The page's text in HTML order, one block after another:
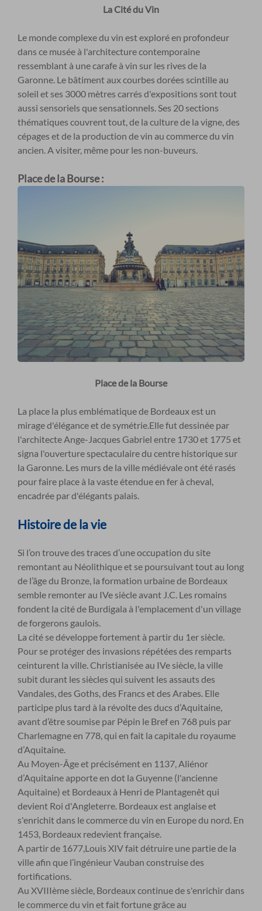
La Cité du Vin
Le monde complexe du vin est exploré en profondeur
dans ce musée à l'architecture contemporaine
ressemblant à une carafe à vin sur les rives de la
Garonne. Le bâtiment aux courbes dorées scintille au
soleil et ses 3000 mètres carrés d'expositions sont tout
aussi sensoriels que sensationnels. Ses 20 sections
thématiques couvrent tout, de la culture de la vigne, des
cépages et de la production de vin au commerce du vin
ancien. A visiter, même pour les non-buveurs.
Place de la Bourse :
Place de la Bourse
La place la plus emblématique de Bordeaux est un
mirage d'élégance et de symétrie.Elle fut dessinée par
l'architecte Ange-Jacques Gabriel entre 1730 et 1775 et
signa l'ouverture spectaculaire du centre historique sur
la Garonne. Les murs de la ville médiévale ont été rasés
pour faire place à la vaste étendue en fer à cheval,
encadrée par d'élégants palais.
Histoire de la vie
Si l’on trouve des traces d’une occupation du site
remontant au Néolithique et se poursuivant tout au long
de l’âge du Bronze, la formation urbaine de Bordeaux
semble remonter au IVe siècle avant J.C. Les romains
fondent la cité de Burdigala à l'emplacement d'un village
de forgerons gaulois.
La cité se développe fortement à partir du 1er siècle.
Pour se protéger des invasions répétées des remparts
ceinturent la ville. Christianisée au IVe siècle, la ville
subit durant les siècles qui suivent les assauts des
Vandales, des Goths, des Francs et des Arabes. Elle
participe plus tard à la révolte des ducs d’Aquitaine,
avant d’être soumise par Pépin le Bref en 768 puis par
Charlemagne en 778, qui en fait la capitale du royaume
d’Aquitaine.
Au Moyen-Âge et précisément en 1137, Aliénor
d’Aquitaine apporte en dot la Guyenne (l'ancienne
Aquitaine) et Bordeaux à Henri de Plantagenêt qui
devient Roi d'Angleterre. Bordeaux est anglaise et
s'enrichit dans le commerce du vin en Europe du nord. En
1453, Bordeaux redevient française.
A partir de 1677,Louis XIV fait détruire une partie de la
ville afin que l’ingénieur Vauban construise des
fortifications.
Au XVIIIème siècle, Bordeaux continue de s'enrichir dans
le commerce du vin et fait fortune grâce au